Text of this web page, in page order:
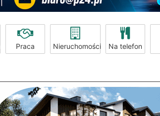
Praca Nieruchomości Na telefon